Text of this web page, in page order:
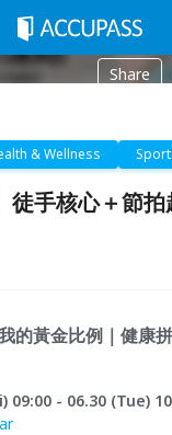
Share
& Wellness
徒手核心＋節
的黃金比例｜健康
09:00 - 06.30 (Tue)